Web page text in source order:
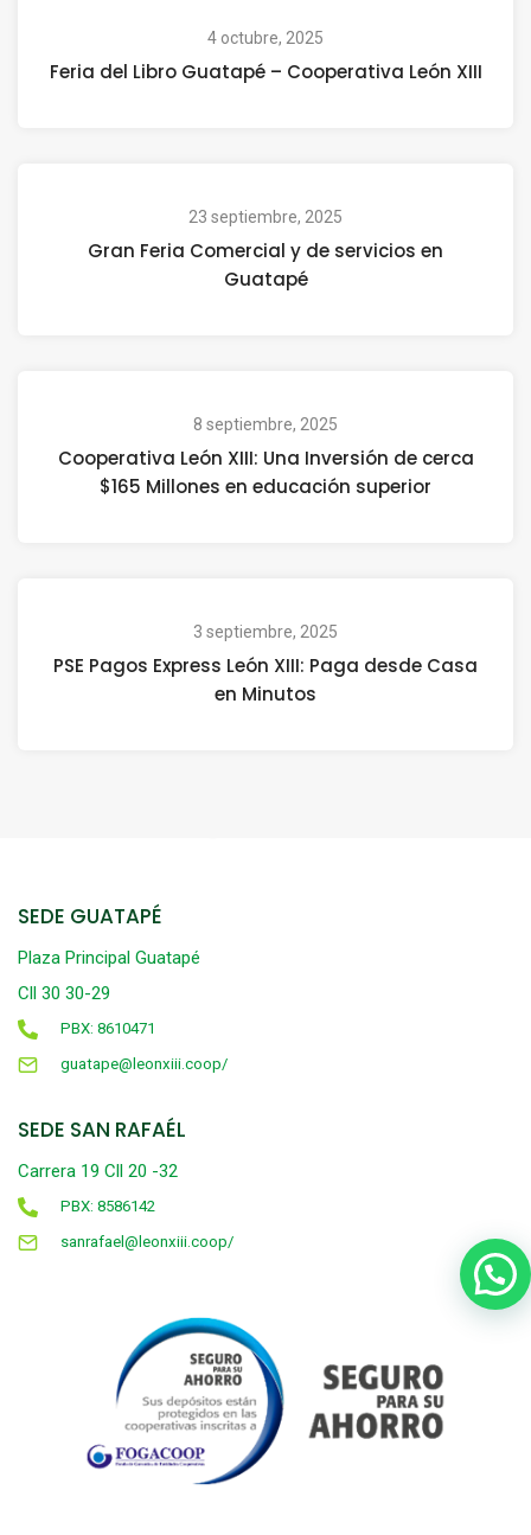
4 octubre, 2025
Feria del Libro Guatapé – Cooperativa León XIII
23 septiembre, 2025
Gran Feria Comercial y de servicios en
Guatapé
8 septiembre, 2025
Cooperativa León XIII: Una Inversión de cerca
$165 Millones en educación superior
3 septiembre, 2025
PSE Pagos Express León XIII: Paga desde Casa
en Minutos
SEDE GUATAPÉ
Plaza Principal Guatapé
Cll 30 30-29
PBX: 8610471
guatape@leonxiii.coop/
SEDE SAN RAFAÉL
Carrera 19 Cll 20 -32
PBX: 8586142
sanrafael@leonxiii.coop/